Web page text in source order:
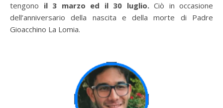
tengono il 3 marzo ed il 30 luglio.Ciò in occasione
dell’anniversario della nascita e della morte di Padre
Gioacchino La Lomia.